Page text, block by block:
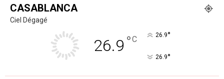
CASABLANCA
Ciel Dégagé
26.9 °C 26.9°
26.9°